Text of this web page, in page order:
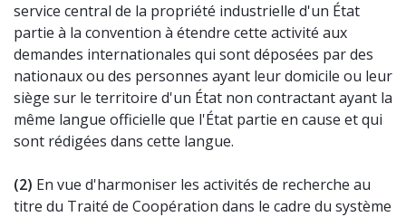
service central de la propriété industrielle d'un État
partie à la convention à étendre cette activité aux
demandes internationales qui sont déposées par des
nationaux ou des personnes ayant leur domicile ou leur
siège sur le territoire d'un État non contractant ayant la
même langue officielle que l'État partie en cause et qui
sont rédigées dans cette langue.
(2) En vue d'harmoniser les activités de recherche au
titre du Traité de Coopération dans le cadre du système